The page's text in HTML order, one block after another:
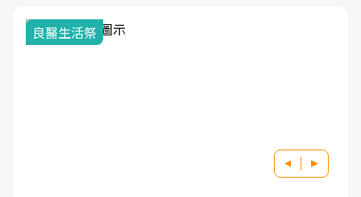
良醫生活祭